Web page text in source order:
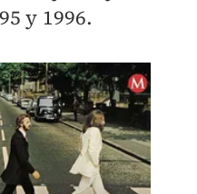
y 1996.